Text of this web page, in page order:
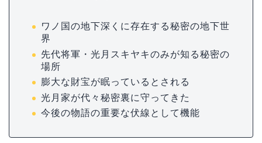
ワノ国の地下深くに存在する秘密の地下世
界
先代将軍・光月スキヤキのみが知る秘密の
場所
膨大な財宝が眠っているとされる
光月家が代々秘密裏に守ってきた
今後の物語の重要な伏線として機能